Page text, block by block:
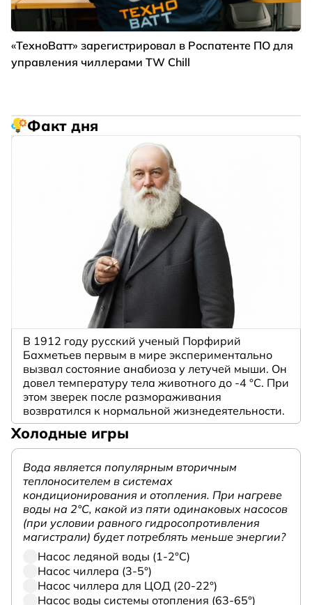
«ТехноВатт» зарегистрировал в Роспатенте ПО для
управления чиллерами TW Chill
Факт дня
В 1912 году русский ученый Порфирий
Бахметьев первым в мире экспериментально
вызвал состояние анабиоза у летучей мыши. Он
довел температуру тела животного до -4 °C. При
этом зверек после размораживания
возвратился к нормальной жизнедеятельности.
Холодные игры
Вода является популярным вторичным
теплоносителем в системах
кондиционирования и отопления. При нагреве
воды на 2°С, какой из пяти одинаковых насосов
(при условии равного гидросопротивления
магистрали) будет потреблять меньше энергии?
Насос ледяной воды (1-2°С)
Насос чиллера (3-5°)
Насос чиллера для ЦОД (20-22°)
Насос воды системы отопления (63-65°)